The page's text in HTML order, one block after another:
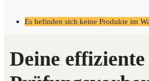
Es befinden sich keine Produkte im